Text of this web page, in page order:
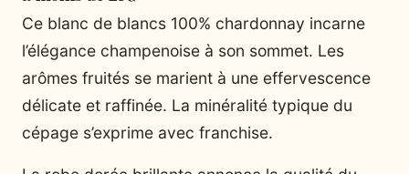
Ce blanc de blancs 100% chardonnay incarne
l’élégance champenoise à son sommet. Les
arômes fruités se marient à une effervescence
délicate et raffinée. La minéralité typique du
cépage s’exprime avec franchise.